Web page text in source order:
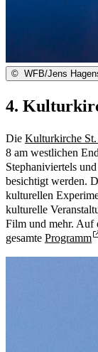
© WFB/Jens
4.
Die Kulturkirche St.
8 am westlichen
Stephaniviertels
besichtigt werden.
kulturellen
kulturelle
Film und mehr. Auf
gesamte Programm